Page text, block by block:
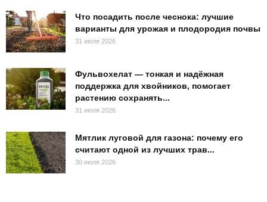
Что посадить после чеснока: лучшие
варианты для урожая и плодородия почвы
31 июля 2026
Фульвохелат — тонкая и надёжная
поддержка для хвойников, помогает
растению сохранять...
31 июля 2026
Мятлик луговой для газона: почему его
считают одной из лучших трав...
30 июля 2026